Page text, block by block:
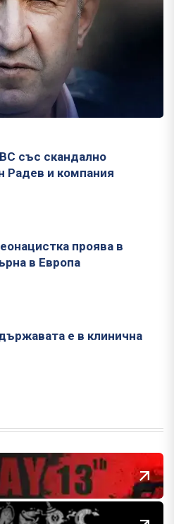
със скандално
и компания
проява в
в Европа
е в клинична